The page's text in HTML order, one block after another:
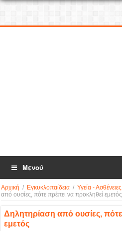
Μενού
Αρχική / Εγκυκλοπαίδεια / Υγεία - Ασθένειες
από ουσίες, πότε πρέπει να προκληθεί εμετός
Δηλητηρίαση από ουσίες,
εμετός